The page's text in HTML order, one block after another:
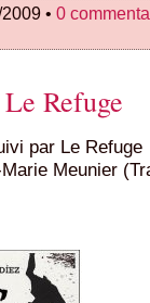
• 0
Refuge
par Le Refuge
Meunier